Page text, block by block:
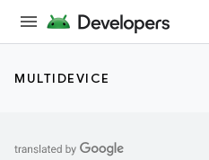
MULTIDEVICE